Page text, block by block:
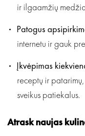
ir ilgaamžių
Patogus
internetu ir gauk
Įkvėpimas
receptų ir
sveikus patiekalus.
Atrask naujas